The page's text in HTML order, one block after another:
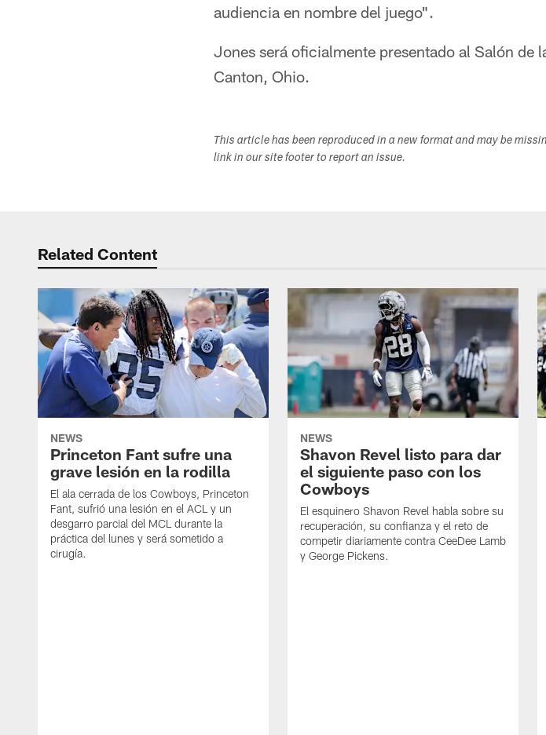
audiencia en nombre del juego".
Jones será oficialmente presentado al Salón de
Canton, Ohio.
This article has been reproduced in a new format and may be
link in our site footer to report an issue.
Related Content
NEWS
Princeton Fant sufre una
grave lesión en la rodilla
El ala cerrada de los Cowboys, Princeton
Fant, sufrió una lesión en el ACL y un
desgarro parcial del MCL durante la
práctica del lunes y será sometido a
cirugía.
NEWS
Shavon Revel listo para dar
el siguiente paso con los
Cowboys
El esquinero Shavon Revel habla sobre su
recuperación, su confianza y el reto de
competir diariamente contra CeeDee Lamb
y George Pickens.